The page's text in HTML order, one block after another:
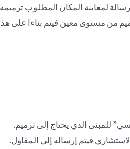
لمعاينة المكان المطلوب
من مستوى معين فيتم بناءا على
للمبنى الذي يحتاج إلى ترميم.
فيتم إرساله إلى المقاول.